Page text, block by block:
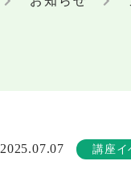
2025.07.07 講座イ